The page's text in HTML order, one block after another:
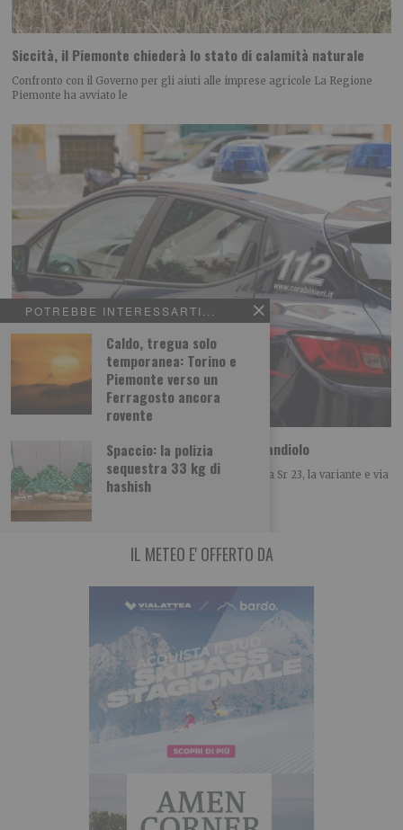
POTREBBE INTERESSARTI...
Caldo, tregua solo
temporanea: Torino e
Piemonte verso un
Ferragosto ancora
rovente
Spaccio: la polizia
sequestra 33 kg di
hashish
Siccità, il Piemonte chiederà lo stato di calamità naturale
Confronto con il Governo per gli aiuti alle imprese agricole La Regione
Piemonte ha avviato le
Camion perde il carico sulla rotatoria di Candiolo
Ieri nella rotatoria di Candiolo all’intersecarsi della Sr 23, la variante e via
Stupinigi un camion
IL METEO E' OFFERTO DA